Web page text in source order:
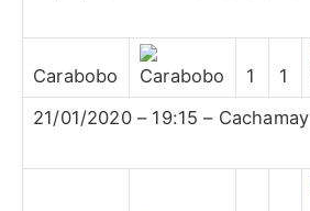
Carabobo 1 1
21/01/2020 – 19:15 – Cachamay